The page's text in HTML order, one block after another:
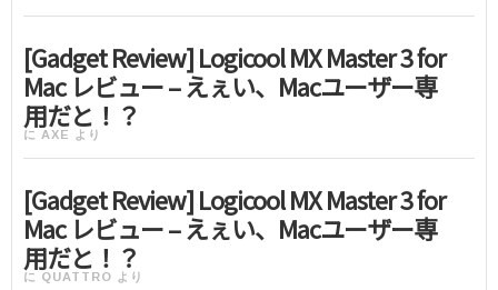
[Gadget Review] Logicool MX Master 3 for
Mac レビュー – えぇい、Macユーザー専
用だと！？
に AXE より
[Gadget Review] Logicool MX Master 3 for
Mac レビュー – えぇい、Macユーザー専
用だと！？
に QUATTRO より